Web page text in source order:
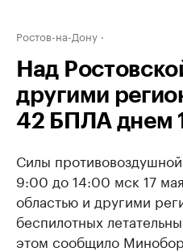
Ростов-на-Дону
Над
другими
42 БПЛА днем
Силы
9:00 до 14:00 мск 17
областью и другими
беспилотных
этом сообщило